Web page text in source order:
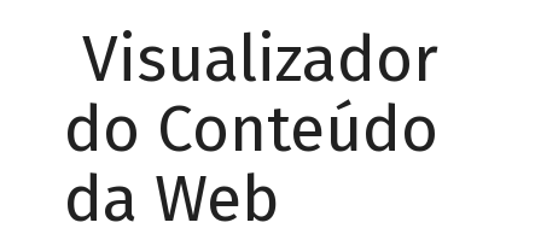
Visualizador
do Conteúdo
da Web